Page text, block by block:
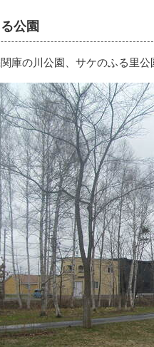
公園
庫の川公園、サケのふる里